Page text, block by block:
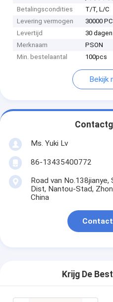
Betalingscondities
T/T, L/C
Levering vermogen
30000
Levertijd
30
Merknaam
PSON
Min. bestelaantal
100pcs
Bekijk
Ms. Yuki Lv
86-13435400772
Road van
Dist, Nantou-Stad,
China
Krijg De